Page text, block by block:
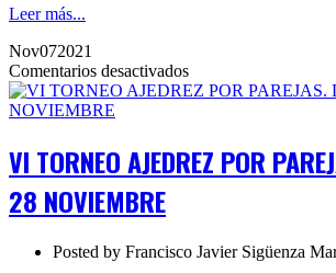
Leer más...
Nov072021
Comentarios desactivadosen
VI
POR
PAREJAS.
VI TORNEO AJEDREZ POR
28 NOVIEMBRE
Posted by Francisco Javier Sigüenza